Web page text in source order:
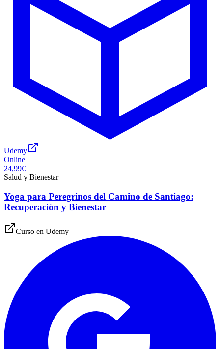
Udemy
Online
24,99€
Salud y Bienestar
Yoga para Peregrinos del Camino de Santiago:
Recuperación y Bienestar
Curso en Udemy